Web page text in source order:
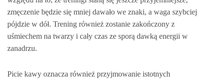
zmęczenie będzie się mniej dawało we znaki, a waga szybciej
pójdzie w dół. Trening również zostanie zakończony z
uśmiechem na twarzy i cały czas ze sporą dawką energii w
zanadrzu.
Picie kawy oznacza również przyjmowanie istotnych